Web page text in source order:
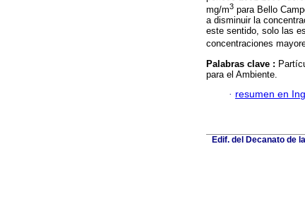
mg/m3 para Bello
a disminuir la
este sentido, solo las
concentraciones
Palabras clave :
para el Ambiente.
· resumen en
Edif. del Decanato de